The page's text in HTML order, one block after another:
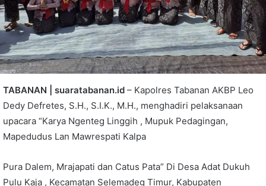
TABANAN | suaratabanan.id – Kapolres Tabanan AKBP Leo
Dedy Defretes, S.H., S.I.K., M.H., menghadiri pelaksanaan
upacara “Karya Ngenteg Linggih , Mupuk Pedagingan,
Mapedudus Lan Mawrespati Kalpa
Pura Dalem, Mrajapati dan Catus Pata” Di Desa Adat Dukuh
Pulu Kaja , Kecamatan Selemadeg Timur, Kabupaten